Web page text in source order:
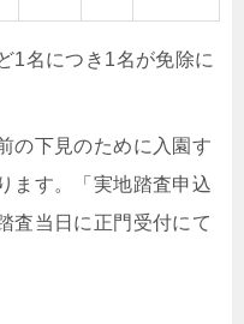
1名につき1名が免除に
の下見のために入園す
ます。
「実地踏査申込
査当日に正門受付にて